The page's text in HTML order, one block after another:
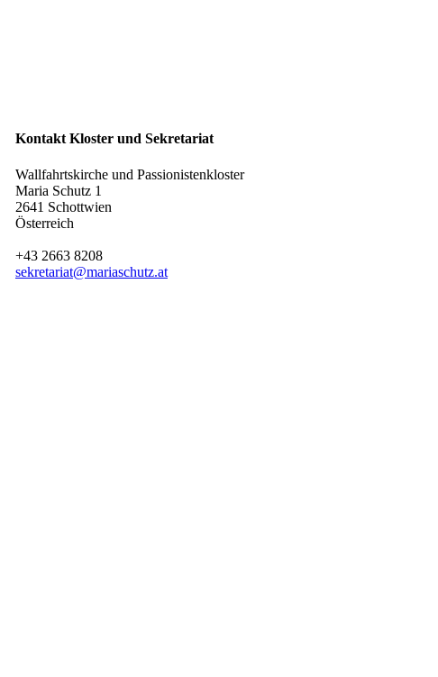
Kontakt Kloster und Sekretariat
Wallfahrtskirche und Passionistenkloster
Maria Schutz 1
2641 Schottwien
Österreich
+43 2663 8208
sekretariat@mariaschutz.at